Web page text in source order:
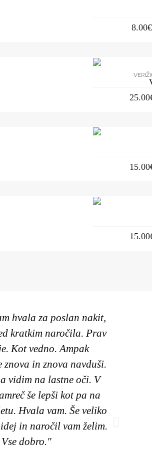
8.00€
25.00
15.00
15.00
hvala za poslan nakit,
kratkim naročila. Prav
Kot vedno. Ampak
znova in znova navduši.
vidim na lastne oči. V
še lepši kot pa na
Hvala vam. Še veliko
in naročil vam želim.
Vse dobro."